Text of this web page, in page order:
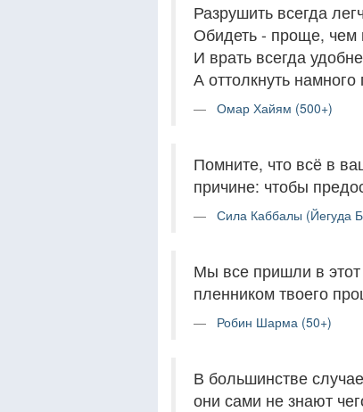
Разрушить всегда
Обидеть - проще, чем
И врать всегда
А оттолкнуть
Омар Хайям (500+)
Помните, что всё в
причине: чтобы
Сила Каббалы (Йегуда
Мы все пришли в этот
пленником твоего
Робин Шарма (50+)
В большинстве
они сами не знают